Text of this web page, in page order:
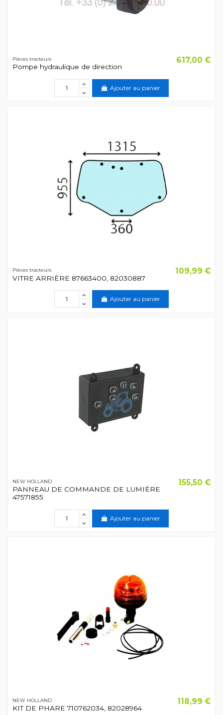
Pièces tracteurs
Pompe hydraulique de direction
617,00 €
Ajouter au panier
Pièces tracteurs
VITRE ARRIÈRE 87663400, 82030887
109,99 €
Ajouter au panier
NEW HOLLAND
PANNEAU DE COMMANDE DE LUMIÈRE
47571855
155,50 €
Ajouter au panier
NEW HOLLAND
KIT DE PHARE 710762034, 82028964
118,99 €